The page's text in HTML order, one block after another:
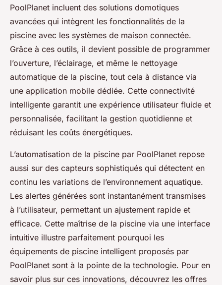
PoolPlanet incluent des solutions domotiques
avancées qui intègrent les fonctionnalités de la
piscine avec les systèmes de maison connectée.
Grâce à ces outils, il devient possible de programmer
l’ouverture, l’éclairage, et même le nettoyage
automatique de la piscine, tout cela à distance via
une application mobile dédiée. Cette connectivité
intelligente garantit une expérience utilisateur fluide et
personnalisée, facilitant la gestion quotidienne et
réduisant les coûts énergétiques.
L’automatisation de la piscine par PoolPlanet repose
aussi sur des capteurs sophistiqués qui détectent en
continu les variations de l’environnement aquatique.
Les alertes générées sont instantanément transmises
à l’utilisateur, permettant un ajustement rapide et
efficace. Cette maîtrise de la piscine via une interface
intuitive illustre parfaitement pourquoi les
équipements de piscine intelligent proposés par
PoolPlanet sont à la pointe de la technologie. Pour en
savoir plus sur ces innovations, découvrez les offres